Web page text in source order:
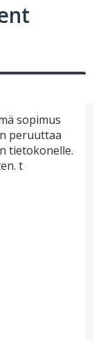
sopimus
peruuttaa
tietokonelle.
t